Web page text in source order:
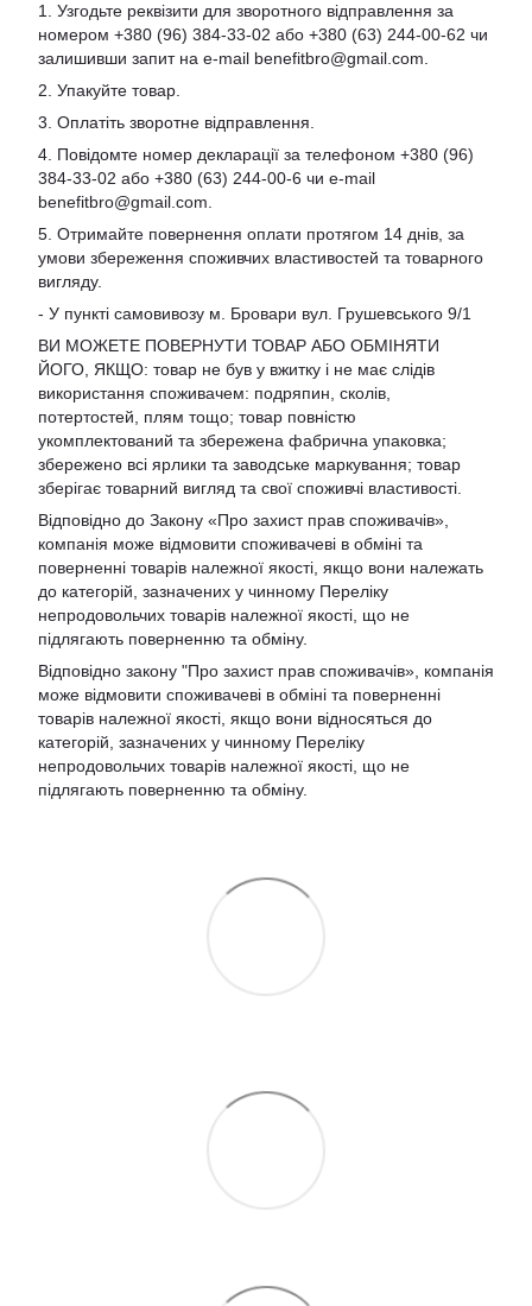
1. Узгодьте реквізити для зворотного відправлення за
номером +380 (96) 384-33-02 або +380 (63) 244-00-62 чи
залишивши запит на e-mail benefitbro@gmail.com
2. Упакуйте товар.
3. Оплатіть зворотне відправлення.
4. Повідомте номер декларації за телефоном +380 (96)
384-33-02 або +380 (63) 244-00-6 чи e-mail
benefitbro@gmail.com
5. Отримайте повернення оплати протягом 14 днів, за
умови збереження споживчих властивостей та товарного
вигляду.
- У пункті самовивозу м. Бровари вул. Грушевського 9/1
ВИ МОЖЕТЕ ПОВЕРНУТИ ТОВАР АБО ОБМІНЯТИ
ЙОГО, ЯКЩО: товар не був у вжитку і не має слідів
використання споживачем: подряпин, сколів,
потертостей, плям тощо; товар повністю
укомплектований та збережена фабрична упаковка;
збережено всі ярлики та заводське маркування; товар
зберігає товарний вигляд та свої споживчі властивості.
Відповідно до Закону «Про захист прав споживачів»,
компанія може відмовити споживачеві в обміні та
поверненні товарів належної якості, якщо вони належать
до категорій, зазначених у чинному Переліку
непродовольчих товарів належної якості, що не
підлягають поверненню та обміну.
Відповідно закону "Про захист прав споживачів» , компанія
може відмовити споживачеві в обміні та поверненні
товарів належної якості, якщо вони відносяться до
категорій, зазначених у чинному Переліку
непродовольчих товарів належної якості, що не
підлягають поверненню та обміну.